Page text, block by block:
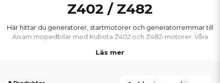
Z402 / Z482
Här hittar du generatorer, startmotorer och generatorremmar till
Aixam mopedbilar med Kubota Z402 och Z482-motorer. Våra
hög kvalitet och säkerställer pålitlig start, elladdning och drift.
Läs mer